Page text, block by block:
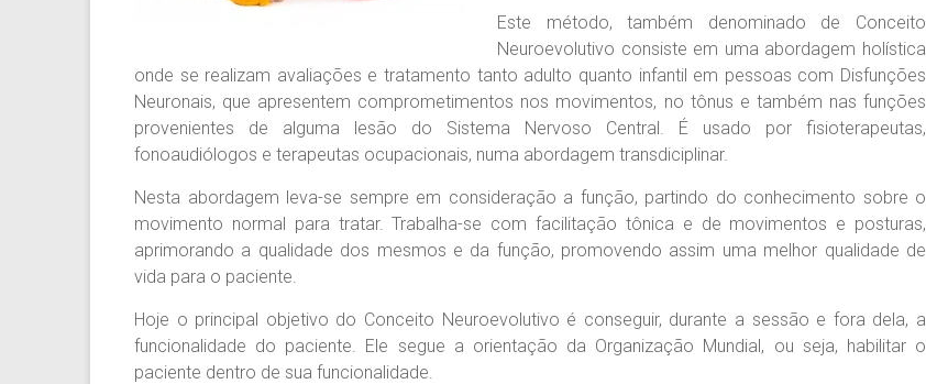
Este método, também denominado de Conceito
Neuroevolutivo consiste em uma abordagem holística
onde se realizam avaliações e tratamento tanto adulto quanto infantil em pessoas com Disfunções
Neuronais, que apresentem comprometimentos nos movimentos, no tônus e também nas funções
provenientes de alguma lesão do Sistema Nervoso Central. É usado por fisioterapeutas,
fonoaudiólogos e terapeutas ocupacionais, numa abordagem transdiciplinar.
Nesta abordagem leva-se sempre em consideração a função, partindo do conhecimento sobre o
movimento normal para tratar. Trabalha-se com facilitação tônica e de movimentos e posturas,
aprimorando a qualidade dos mesmos e da função, promovendo assim uma melhor qualidade de
vida para o paciente.
Hoje o principal objetivo do Conceito Neuroevolutivo é conseguir, durante a sessão e fora dela, a
funcionalidade do paciente. Ele segue a orientação da Organização Mundial, ou seja, habilitar o
paciente dentro de sua funcionalidade.